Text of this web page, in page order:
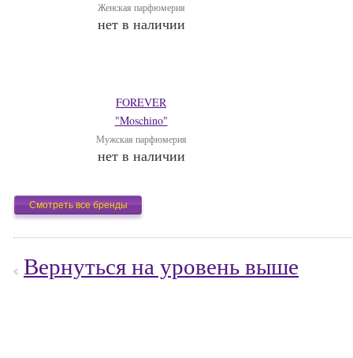
Женская парфюмерия
нет в наличии
FOREVER
"Moschino"
Мужская парфюмерия
нет в наличии
Смотреть все бренды
Вернуться на уровень выше